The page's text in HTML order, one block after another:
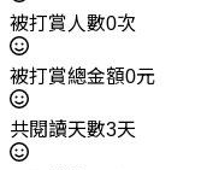
被打賞人數0次
被打賞總金額0元
共閱讀天數3天